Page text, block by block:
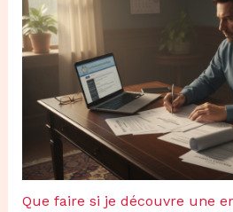
Que faire si je découvre une